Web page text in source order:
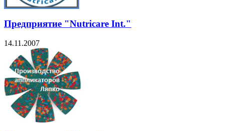
Предприятие "Nutricare Int."
14.11.2007